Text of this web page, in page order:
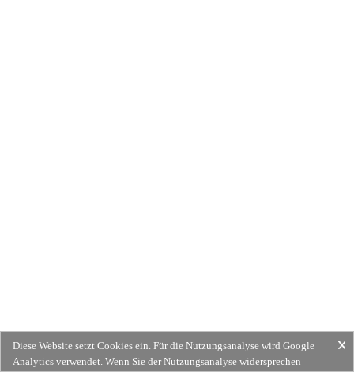
Diese Website setzt Cookies ein. Für die Nutzungsanalyse wird Google
Analytics verwendet. Wenn Sie der Nutzungsanalyse widersprechen